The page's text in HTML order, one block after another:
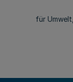
für